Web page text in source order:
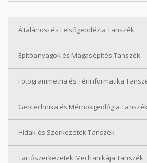
Általános- és Felsőgeodézia Tanszék
Építőanyagok és Magasépítés Tanszék
Fotogrammetria és Térinformatika
Geotechnika és Mérnökgeológia
Hidak és Szerkezetek Tanszék
Tartószerkezetek Mechanikája Tanszék